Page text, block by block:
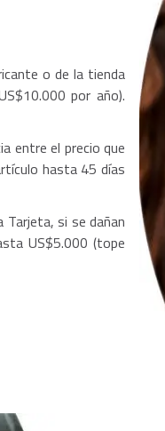
o de la tienda
por año).
entre el precio que
hasta 45 días
si se dañan
US$5.000 (tope